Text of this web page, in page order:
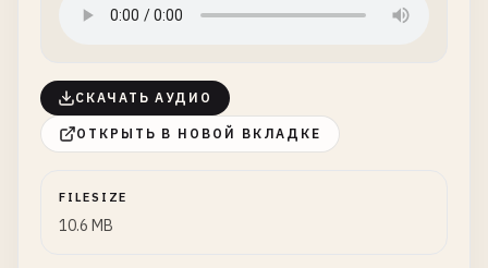
СКАЧАТЬ АУДИО
ОТКРЫТЬ В НОВОЙ ВКЛАДКЕ
FILESIZE
10.6 MB